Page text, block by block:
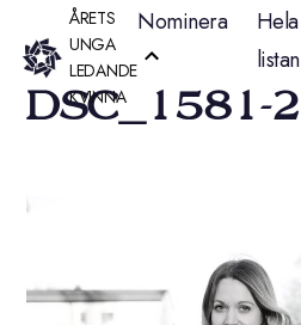
Hoppa
till
innehåll
ÅRETS
UNGA
LEDANDE
KVINNA
Nominera
Hela
listan
DSC_1581-2